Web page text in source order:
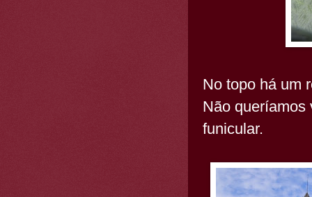
No topo há um
Não queríamos
funicular.